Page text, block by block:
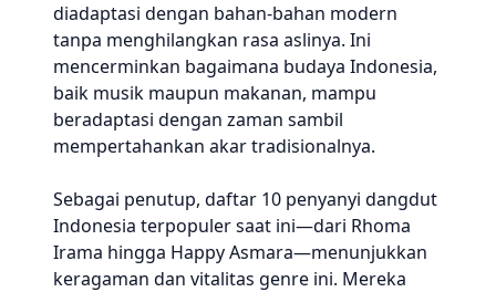
diadaptasi dengan bahan-bahan modern
tanpa menghilangkan rasa aslinya. Ini
mencerminkan bagaimana budaya Indonesia,
baik musik maupun makanan, mampu
beradaptasi dengan zaman sambil
mempertahankan akar tradisionalnya.
Sebagai penutup, daftar 10 penyanyi dangdut
Indonesia terpopuler saat ini—dari Rhoma
Irama hingga Happy Asmara—menunjukkan
keragaman dan vitalitas genre ini. Mereka